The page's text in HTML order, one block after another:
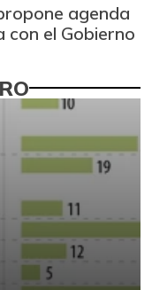
agenda
con el Gobierno